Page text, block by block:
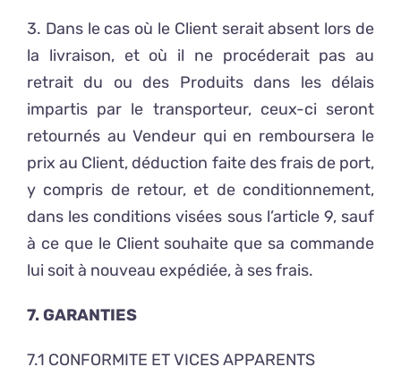
3. Dans le cas où le Client serait absent lors de
la livraison, et où il ne procéderait pas au
retrait du ou des Produits dans les délais
impartis par le transporteur, ceux-ci seront
retournés au Vendeur qui en remboursera le
prix au Client, déduction faite des frais de port,
y compris de retour, et de conditionnement,
dans les conditions visées sous l’article 9, sauf
à ce que le Client souhaite que sa commande
lui soit à nouveau expédiée, à ses frais.
7. GARANTIES
7.1 CONFORMITE ET VICES APPARENTS